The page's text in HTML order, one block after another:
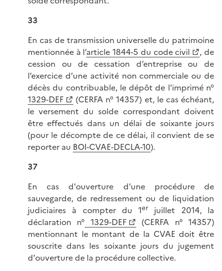
33
En cas de transmission universelle du patrimoine
mentionnée à l’article 1844-5 du code civil
, de
cession ou de cessation d’entreprise ou de
l’exercice d’une activité non commerciale ou de
décès du contribuable, le dépôt de l'imprimé n°
1329-DEF
(CERFA n° 14357) et, le cas échéant,
le versement du solde correspondant doivent
être effectués dans un délai de soixante jours
(pour le décompte de ce délai, il convient de se
reporter au BOI-CVAE-DECLA-10).
37
En cas d'ouverture d'une procédure de
sauvegarde, de redressement ou de liquidation
judiciaires à compter du 1er
juillet 2014, la
déclaration n° 1329-DEF
(CERFA n° 14357)
mentionnant le montant de la CVAE doit être
souscrite dans les soixante jours du jugement
d'ouverture de la procédure collective.